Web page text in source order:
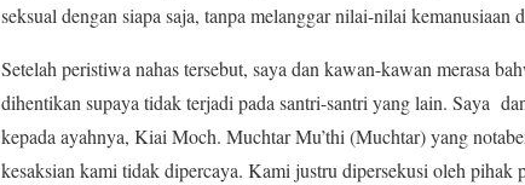
seksual dengan siapa saja, tanpa melanggar nilai-nilai kemanusiaan
Setelah peristiwa nahas tersebut, saya dan kawan-kawan merasa
dihentikan supaya tidak terjadi pada santri-santri yang lain. Saya
kepada ayahnya, Kiai Moch. Muchtar Mu’thi (Muchtar) yang
kesaksian kami tidak dipercaya. Kami justru dipersekusi oleh pihak